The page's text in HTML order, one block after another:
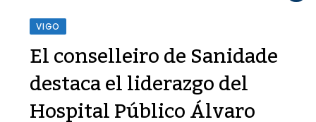
VIGO
El conselleiro de Sanidade
destaca el liderazgo del
Hospital Público Álvaro